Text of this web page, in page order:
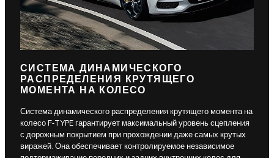
СИСТЕМА ДИНАМИЧЕСКОГО
РАСПРЕДЕЛЕНИЯ КРУТЯЩЕГО
МОМЕНТА НА КОЛЕСО
Система динамического распределения крутящего момента на
колесо F-TYPE гарантирует максимальный уровень сцепления
с дорожным покрытием при прохождении даже самых крутых
виражей. Она обеспечивает контролируемое независимое